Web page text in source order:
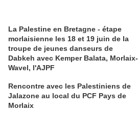
La Palestine en Bretagne - étape
morlaisienne les 18 et 19 juin de la
troupe de jeunes danseurs de
Dabkeh avec Kemper Balata, Morlaix-
Wavel, l'AJPF
Rencontre avec les Palestiniens de
Jalazone au local du PCF Pays de
Morlaix